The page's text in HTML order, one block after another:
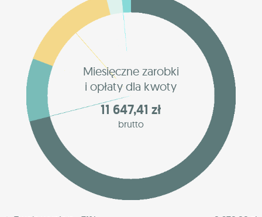
Miesięczne zarobki
i opłaty dla kwoty
11 647,41 zł
brutto